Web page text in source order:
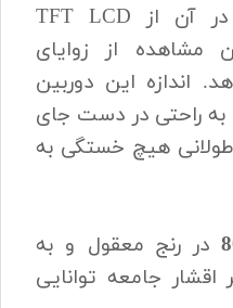
قابلیت چرخش بوده و در آن از TFT LCD
مشاهده از زوایای
اندازه این دوربین
راحتی در دست جای
هیچ خستگی به
در رنج معقول و به
اقشار جامعه توانایی